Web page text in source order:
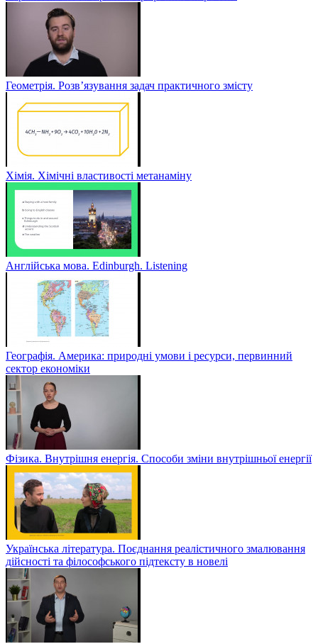
Геометрія. Розв’язування задач практичного змісту
Хімія. Хімічні властивості метанаміну
Англійська мова. Edinburgh. Listening
Географія. Америка: природні умови і ресурси, первинний
сектор економіки
Фізика. Внутрішня енергія. Способи зміни внутрішньої енергії
Українська література. Поєднання реалістичного змалювання
дійсності та філософського підтексту в новелі